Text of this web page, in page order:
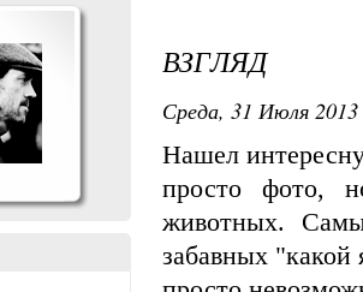
ВЗГЛЯД
Среда, 31 Июля 2013
Нашел
просто фото,
животных.
забавных "какой